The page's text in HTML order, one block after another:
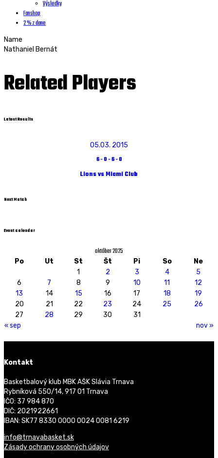
Výsledky
Fanshop
2 % z dane
Name
Nathaniel Bernát
Related Players
Latest Results
05.03. 2015
6-0 -6-0
Lions vs Miami Club
Next Match
Event calendar
október 2025
Po Ut St Št Pi So Ne
« sep nov »
1 2 3 4
5
6
7 8 9 10 11
12
13
14 15 16 17 18
19
20
21 22 23 24 25
26
27
28 29 30 31
Kontakt
Basketbalový klub MBK AŠK Slávia Trnava
Rybníková 550/14, 917 01 Trnava
IČO: 37 984 870
DIČ: 2021922661
IBAN: SK77 8330 0000 0024 0081 6219
info@trnavabasket.sk
Zásady ochrany osobných údajov